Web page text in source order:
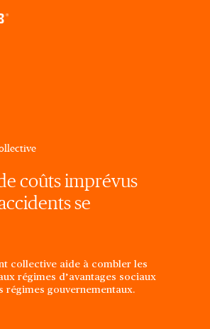
coûts imprévus
se
collective aide à combler les
régimes d’avantages sociaux
régimes gouvernementaux.